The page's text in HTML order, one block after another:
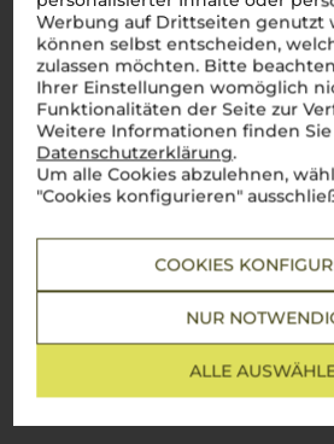
Werbung auf Drittseiten genutzt
können selbst entscheiden,
zulassen möchten. Bitte beachten
Ihrer Einstellungen womöglich
Funktionalitäten der Seite zur
Weitere Informationen finden
Datenschutzerklärung.
Um alle Cookies abzulehnen,
"Cookies konfigurieren"
COOKIES
NUR
ALLE